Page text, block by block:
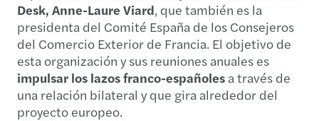
Desk, Anne-Laure Viard, que también es la
presidenta del Comité España de los Consejeros
del Comercio Exterior de Francia. El objetivo de
esta organización y sus reuniones anuales es
impulsar los lazos franco-españoles a través de
una relación bilateral y que gira alrededor del
proyecto europeo.